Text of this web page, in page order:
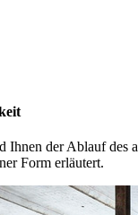
Ihnen der Ablauf des
Form erläutert.